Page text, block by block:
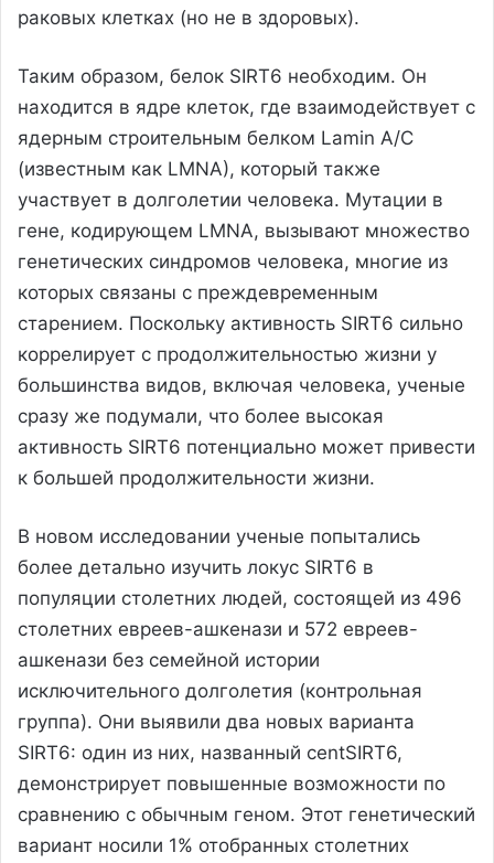
раковых клетках (но не в здоровых).
Таким образом, белок SIRT6 необходим. Он
находится в ядре клеток, где взаимодействует с
ядерным строительным белком Lamin A/C
(известным как LMNA), который также
участвует в долголетии человека. Мутации в
гене, кодирующем LMNA, вызывают множество
генетических синдромов человека, многие из
которых связаны с преждевременным
старением. Поскольку активность SIRT6 сильно
коррелирует с продолжительностью жизни у
большинства видов, включая человека, ученые
сразу же подумали, что более высокая
активность SIRT6 потенциально может привести
к большей продолжительности жизни.
В новом исследовании ученые попытались
более детально изучить локус SIRT6 в
популяции столетних людей, состоящей из 496
столетних евреев-ашкенази и 572 евреев-
ашкенази без семейной истории
исключительного долголетия (контрольная
группа). Они выявили два новых варианта
SIRT6: один из них, названный centSIRT6,
демонстрирует повышенные возможности по
сравнению с обычным геном. Этот генетический
вариант носили 1% отобранных столетних